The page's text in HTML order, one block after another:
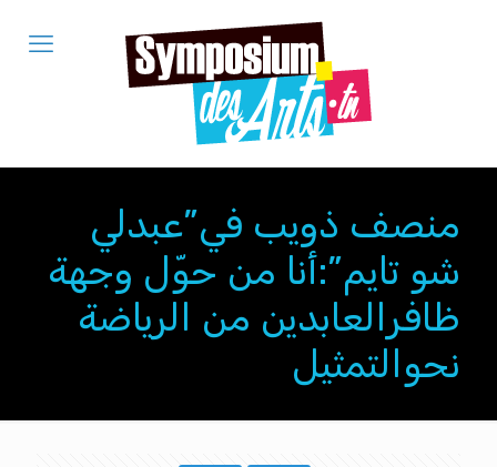
منصف ذويب في”عبدلي
شو تايم”:أنا من حوّل وجهة
ظافرالعابدين من الرياضة
نحوالتمثيل